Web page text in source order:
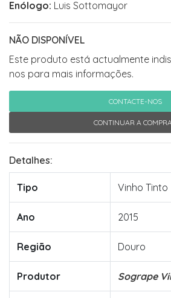
Enólogo: Luis Sottomayor
NÃO DISPONÍVEL
Este produto está actualmente
nos para mais informações.
CONTACTE-NOS
CONTINUAR A
Detalhes:
Tipo Vinho Tinto
Ano 2015
Região Douro
Produtor Sogrape